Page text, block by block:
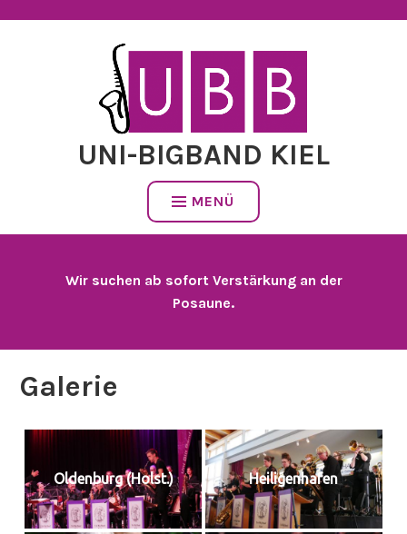
UNI-BIGBAND KIEL
MENÜ
Wir suchen ab sofort Verstärkung an der
Posaune.
Galerie
Oldenburg (Holst.) Heiligenhafen